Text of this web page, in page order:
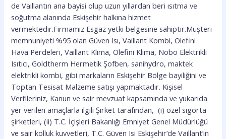
de Vaillantın ana bayisi olup uzun yıllardan beri ısıtma ve
soğutma alanında Eskişehir halkına hizmet
vermektedir.Firmamız Esgaz yetki belgesine sahiptir.Müşteri
memnuniyeti %95 olan Güven Isı, Vaillant Kombi, Olefini
Hava Perdeleri, Vaillant Klima, Olefini Klima, Nobo Elektrikli
Isıtıcı, Goldtherm Hermetik Şofben, sanihydro, maktek
elektrikli kombi, gibi markaların Eskişehir Bölge bayiliğini ve
Toptan Tesisat Malzeme satışı yapmaktadır. Kişisel
Veri’ileriniz, Kanun ve sair mevzuat kapsamında ve yukarıda
yer verilen amaçlarla ilgili Şirket tarafından, (i) özel sigorta
şirketleri, (ii) T.C. İçişleri Bakanlığı Emniyet Genel Müdürlüğü
ve sair kolluk kuvvetleri, T.C. Güven Isı Eskişehir’de Vaillant’ın